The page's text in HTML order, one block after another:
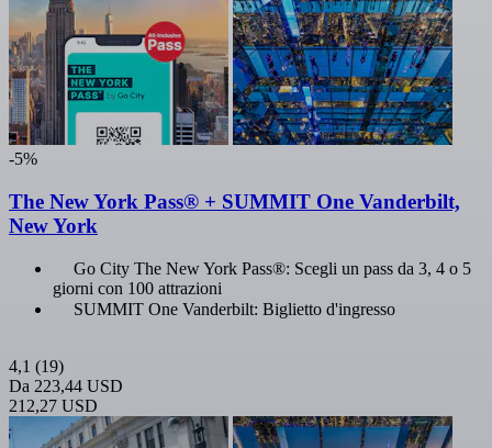
-5%
The New York Pass® + SUMMIT One Vanderbilt,
New York
Go City The New York Pass®: Scegli un pass da 3, 4 o 5
giorni con 100 attrazioni
SUMMIT One Vanderbilt: Biglietto d'ingresso
4,1 (19)
Da 223,44 USD
212,27 USD